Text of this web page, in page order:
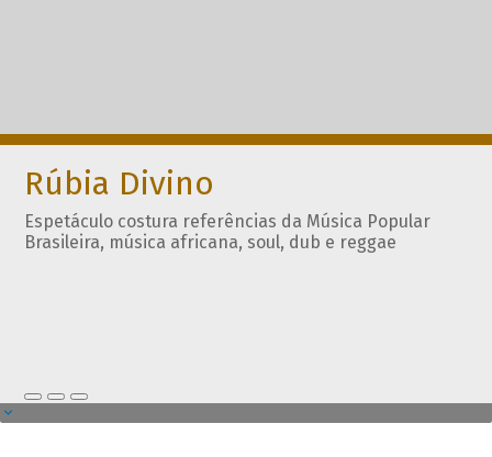
Rúbia Divino
Espetáculo costura referências da Música Popular
Brasileira, música africana, soul, dub e reggae